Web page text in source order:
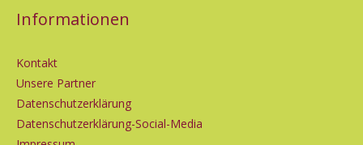
Informationen
Kontakt
Unsere Partner
Datenschutzerklärung
Datenschutzerklärung-Social-Media